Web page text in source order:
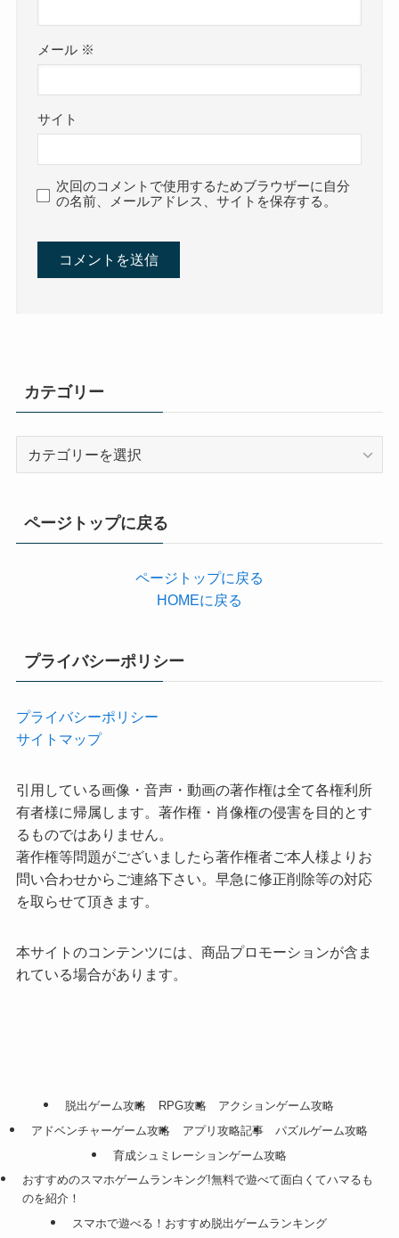
メール ※
サイト
次回のコメントで使用するためブラウザーに自分
の名前、メールアドレス、サイトを保存する。
カテゴリー
ページトップに戻る
ページトップに戻る
HOMEに戻る
プライバシーポリシー
プライバシーポリシー
サイトマップ
引用している画像・音声・動画の著作権は全て各権利所
有者様に帰属します。著作権・肖像権の侵害を目的とす
るものではありません。
著作権等問題がございましたら著作権者ご本人様よりお
問い合わせからご連絡下さい。早急に修正削除等の対応
を取らせて頂きます。
本サイトのコンテンツには、商品プロモーションが含ま
れている場合があります。
脱出ゲーム攻略 RPG攻略
アクションゲーム攻略
アドベンチャーゲーム攻略
アプリ攻略記事
パズルゲーム攻略
育成シュミレーションゲーム攻略
おすすめのスマホゲームランキング!無料で遊べて面白くてハマるも
のを紹介！
スマホで遊べる！おすすめ脱出ゲームランキング